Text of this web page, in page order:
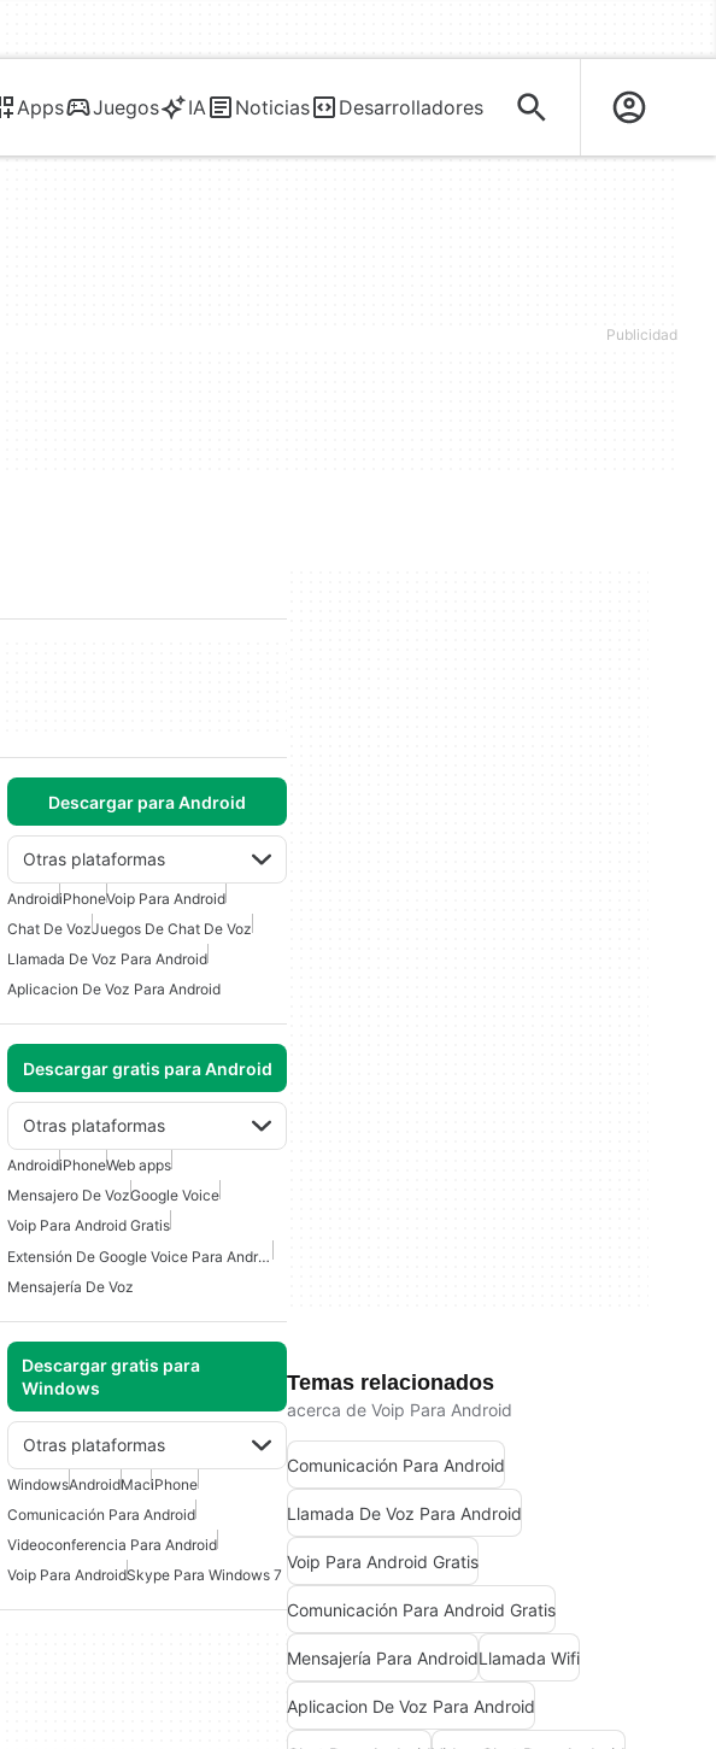
Apps Juegos IA Noticias Desarrolladores
Descargar para Android
Otras plataformas
AndroidiPhoneVoip Para Android
Chat De VozJuegos De Chat De Voz
Llamada De Voz Para Android
Aplicacion De Voz Para Android
Descargar gratis para Android
Otras plataformas
AndroidiPhoneWeb apps
Mensajero De VozGoogle Voice
Voip Para Android Gratis
Extensión De Google Voice Para Android
Mensajería De Voz
Descargar gratis para
Windows
Otras plataformas
WindowsAndroidMaciPhone
Comunicación Para Android
Videoconferencia Para Android
Voip Para AndroidSkype Para Windows 7
Temas relacionados
acerca de Voip Para Android
Comunicación Para Android
Llamada De Voz Para Android
Voip Para Android Gratis
Comunicación Para Android Gratis
Mensajería Para AndroidLlamada Wifi
Aplicacion De Voz Para Android